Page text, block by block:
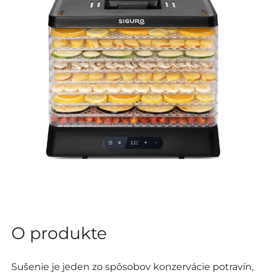
O produkte
Sušenie je jeden zo spôsobov konzervácie potravín,